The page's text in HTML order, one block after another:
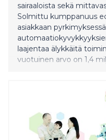
sairaaloista sekä
Solmittu kumppanuus
asiakkaan
laajentaa älykkäitä
vuotuinen arvo on 1,4
Outsmart-
ympäristössä nykyisin
sisältää yli 100 SS&C
perustuvaa bottia.